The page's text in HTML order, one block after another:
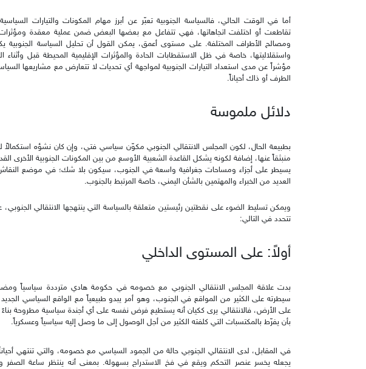
أما في الوقت الحالي، فالسياسة الجنوبية تعبّر عن أبرز مهام المكونات والتيارات
تقاطعت أو اختلفت اتجاهاتها، فهي تتفاعل مع بعضها البعض ضمن عملية معقدة ومؤثرات
ومصالح الأطراف المختلفة. على مستوى أعمق، يمكن القول أن تحليل السياسة الجنوبية
واستقلاليتها، خاصة في ظل الاستقطابات الحادة والمؤثرات الإقليمية المحيطة قبل
مؤشراً عن مدى استعداد التيارات الجنوبية لمواجهة أي تحديات لا تتعارض مع مشاريعها
الطرف أو ذاك أحياناً.
دلائل ملموسة
بطبيعة الحال، لكون المجلس الانتقالي الجنوبي مكوّن سياسي فتي، وإن كان نشؤه استكمالاً
منبثقاً عنها، إضافة لكونه يشكل القاعدة الشعبية الأوسع من بين المكونات الجنوبية الأخرى
يسيطر على أجزاء ومساحات جغرافية واسعة في الجنوب، سيكون بلا شك؛ في موضع النقاش
العديد من الخبراء والمهتمين بالشأن اليمني، خاصة المرتبط بالجنوب.
ويمكن تسليط الضوء على نقطتين رئيستين متعلقة بالسياسة التي ينتهجها الانتقالي
تتحدد في التالي:
أولاً: على المستوى الداخلي
بدت علاقة المجلس الانتقالي الجنوبي مع خصومه في حكومة هادي مترددة سياسياً
سيطرته على الكثير من المواقع في الجنوب، وهو أمر يبدو طبيعياً مع الواقع السياسي الجديد
على الأرض، فالانتقالي يرى ككيان أنه يستطيع فرض نفسه على أي أجندة سياسية مطروحة بناءً
بأن يفرّط بالمكتسبات التي كلفته الكثير من أجل الوصول إلى ما وصل إليه سياسياً وعسكرياً.
في المقابل، لدى الانتقالي الجنوبي حالة من الجمود السياسي مع خصومه، والتي تنتهي
يجعله يخسر عنصر التحكم ويقع في فخ الاستدراج بسهولة. بمعنى أنه ينتظر ساعة